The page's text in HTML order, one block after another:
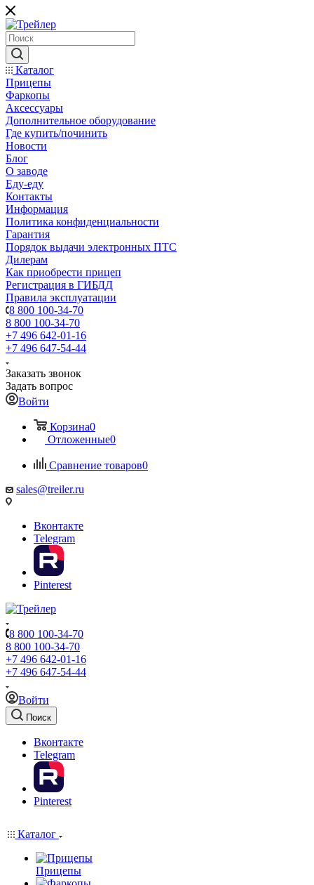
Каталог
Прицепы
Фаркопы
Аксессуары
Дополнительное оборудование
Где купить/починить
Новости
Блог
О заводе
Еду-еду
Контакты
Информация
Политика конфиденциальности
Гарантия
Порядок выдачи электронных ПТС
Дилерам
Как приобрести прицеп
Регистрация в ГИБДД
Правила эксплуатации
8 800 100-34-70
8 800 100-34-70
+7 496 642-01-16
+7 496 647-54-44
Заказать звонок
Задать вопрос
Войти
Корзина0
Отложенные0
Сравнение товаров0
sales@treiler.ru
Вконтакте
Telegram
Pinterest
8 800 100-34-70
8 800 100-34-70
+7 496 642-01-16
+7 496 647-54-44
Войти
Поиск
Вконтакте
Telegram
Pinterest
Каталог
Прицепы